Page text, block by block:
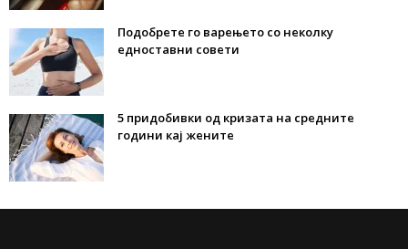
Подобрете го варењето со неколку
едноставни совети
5 придобивки од кризата на средните
години кај жените